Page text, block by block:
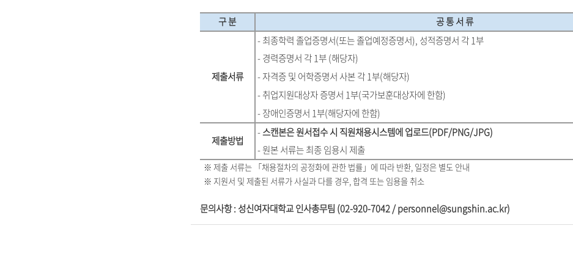
구 분 공 통 서 류
제출서류
- 최종학력 졸업증명서(또는 졸업예정증명서), 성적증명서 각 1부
- 경력증명서 각 1부 (해당자)
- 자격증 및 어학증명서 사본 각 1부(해당자)
- 취업지원대상자 증명서 1부(국가보훈대상자에 한함)
- 장애인증명서 1부(해당자에 한함)
제출방법
-스캔본은 원서접수 시 직원채용시스템에 업로드(PDF/PNG/JPG)
- 원본 서류는 최종 임용시 제출
※ 제출 서류는 「채용절차의 공정화에 관한 법률」에 따라 반환, 일정은 별도 안내
※ 지원서 및 제출된 서류가 사실과 다를 경우, 합격 또는 임용을 취소
문의사항 : 성신여자대학교 인사총무팀 (02-920-7042 / personnel@sungshin.ac.kr)